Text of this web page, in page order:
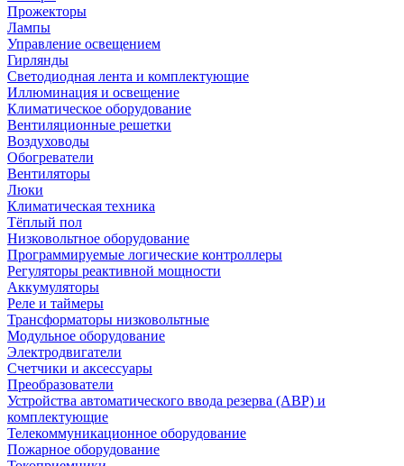
Прожекторы
Лампы
Управление освещением
Гирлянды
Светодиодная лента и комплектующие
Иллюминация и освещение
Климатическое оборудование
Вентиляционные решетки
Воздуховоды
Обогреватели
Вентиляторы
Люки
Климатическая техника
Тёплый пол
Низковольтное оборудование
Программируемые логические контроллеры
Регуляторы реактивной мощности
Аккумуляторы
Реле и таймеры
Трансформаторы низковольтные
Модульное оборудование
Электродвигатели
Счетчики и аксессуары
Преобразователи
Устройства автоматического ввода резерва (АВР) и
комплектующие
Телекоммуникационное оборудование
Пожарное оборудование